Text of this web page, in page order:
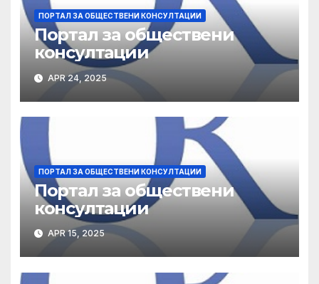
ПОРТАЛ ЗА ОБЩЕСТВЕНИ КОНСУЛТАЦИИ
Портал за обществени
консултации
APR 24, 2025
ПОРТАЛ ЗА ОБЩЕСТВЕНИ КОНСУЛТАЦИИ
Портал за обществени
консултации
APR 15, 2025